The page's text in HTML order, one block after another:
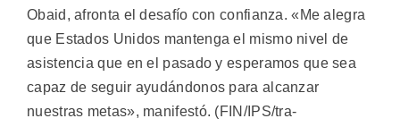
Obaid, afronta el desafío con confianza. «Me alegra
que Estados Unidos mantenga el mismo nivel de
asistencia que en el pasado y esperamos que sea
capaz de seguir ayudándonos para alcanzar
nuestras metas», manifestó. (FIN/IPS/tra-